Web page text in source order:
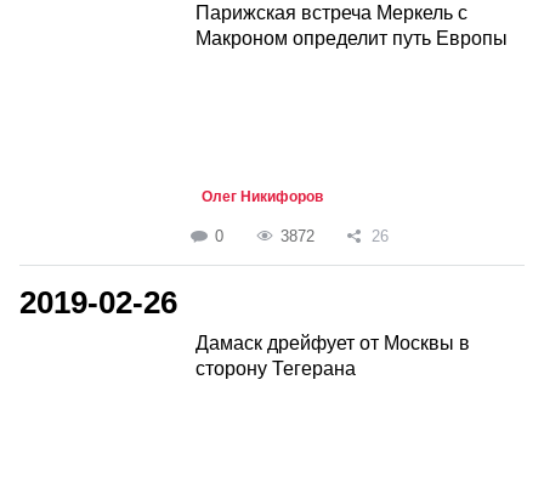
Парижская встреча Меркель с
Макроном определит путь Европы
Олег Никифоров
0 3872 26
2019-02-26
Дамаск дрейфует от Москвы в
сторону Тегерана